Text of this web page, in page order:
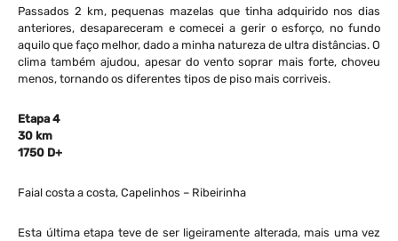
Passados 2 km, pequenas mazelas que tinha adquirido nos dias
anteriores, desapareceram e comecei a gerir o esforço, no fundo
aquilo que faço melhor, dado a minha natureza de ultra distâncias. O
clima também ajudou, apesar do vento soprar mais forte, choveu
menos, tornando os diferentes tipos de piso mais corriveis.
Etapa 4
30 km
1750 D+
Faial costa a costa, Capelinhos – Ribeirinha
Esta última etapa teve de ser ligeiramente alterada, mais uma vez